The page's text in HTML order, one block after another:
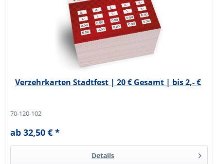
Verzehrkarten Stadtfest | 20 € Gesamt | bis 2,- €
70-120-102
ab 32,50 € *
Details